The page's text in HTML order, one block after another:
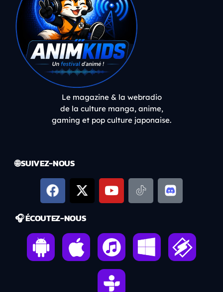
Le magazine & la webradio
de la culture manga, anime,
gaming et pop culture japonaise.
🌐 SUIVEZ-NOUS
🎧 ÉCOUTEZ-NOUS